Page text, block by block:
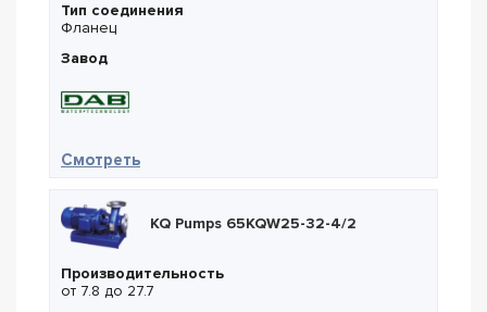
Тип соединения
Фланец
Завод
Смотреть— DAB NKP-G 32-250/224/11/2
KQ Pumps 65KQW25-32-4/2
Производительность
от 7.8 до 27.7